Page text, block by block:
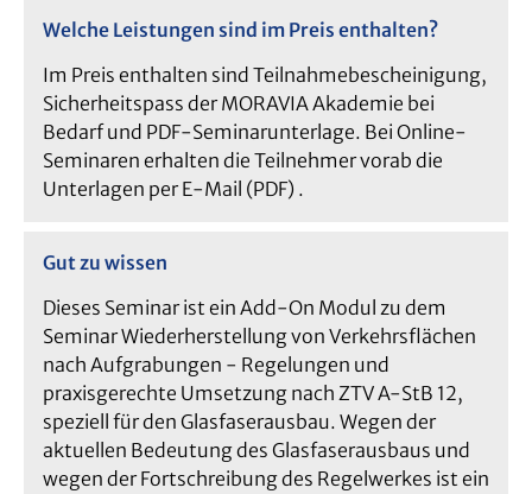
Welche Leistungen sind im Preis enthalten?
Im Preis enthalten sind Teilnahmebescheinigung,
Sicherheitspass der MORAVIA Akademie bei
Bedarf und PDF-Seminarunterlage. Bei Online-
Seminaren erhalten die Teilnehmer vorab die
Unterlagen per E-Mail (PDF) .
Gut zu wissen
Dieses Seminar ist ein Add-On Modul zu dem
Seminar Wiederherstellung von Verkehrsflächen
nach Aufgrabungen - Regelungen und
praxisgerechte Umsetzung nach ZTV A-StB 12,
speziell für den Glasfaserausbau. Wegen der
aktuellen Bedeutung des Glasfaserausbaus und
wegen der Fortschreibung des Regelwerkes ist ein